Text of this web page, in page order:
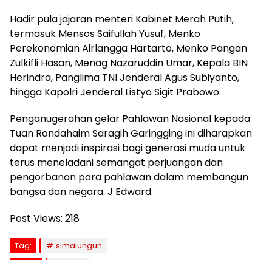
Hadir pula jajaran menteri Kabinet Merah Putih,
termasuk Mensos Saifullah Yusuf, Menko
Perekonomian Airlangga Hartarto, Menko Pangan
Zulkifli Hasan, Menag Nazaruddin Umar, Kepala BIN
Herindra, Panglima TNI Jenderal Agus Subiyanto,
hingga Kapolri Jenderal Listyo Sigit Prabowo.
Penganugerahan gelar Pahlawan Nasional kepada
Tuan Rondahaim Saragih Garingging ini diharapkan
dapat menjadi inspirasi bagi generasi muda untuk
terus meneladani semangat perjuangan dan
pengorbanan para pahlawan dalam membangun
bangsa dan negara. J Edward.
Post Views: 218
Tag:
simalungun